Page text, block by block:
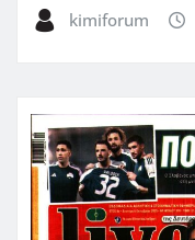
kimiforum